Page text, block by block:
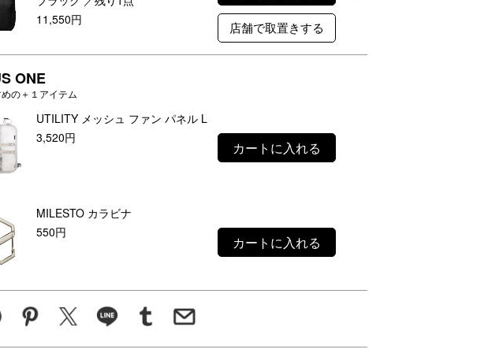
11,550円
ONE
の＋１アイテム
UTILITY メッシュ ファン パネル L
3,520円
カートに入れる
MILESTO カラビナ
550円
カートに入れる